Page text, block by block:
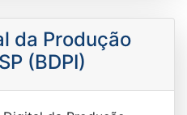
da Produção
(BDPI)